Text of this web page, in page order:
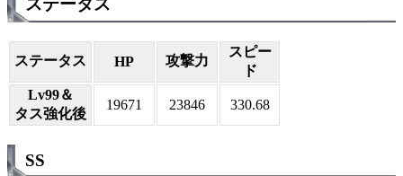
ステータス
ステータス HP 攻撃力
スピー
ド
Lv99＆
タス強化後
19671 23846 330.68
SS